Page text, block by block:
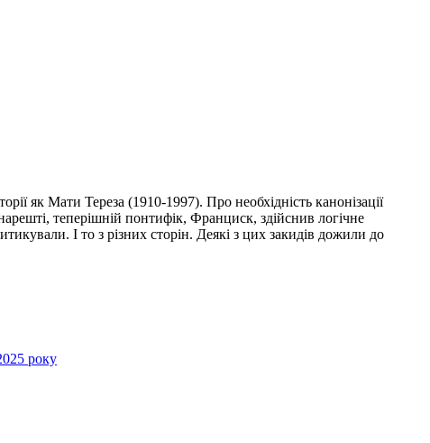
як Мати Тереза (1910-1997). Про необхідність канонізації
теперішній понтифік, Франциск, здійснив логічне
І то з різних сторін. Деякі з цих закидів дожили до
року